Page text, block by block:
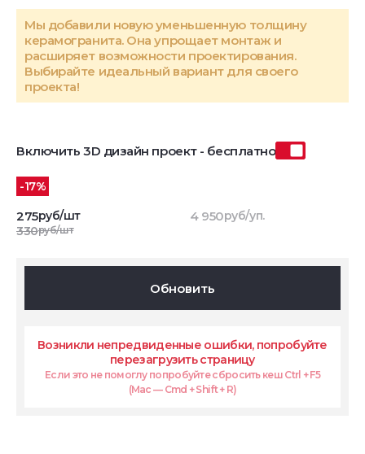
Мы добавили новую уменьшенную толщину
керамогранита. Она упрощает монтаж и
расширяет возможности проектирования.
Выбирайте идеальный вариант для своего
проекта!
Включить 3D дизайн проект - бесплатно
-17%
275руб/шт
330руб/шт
4 950руб/уп.
Обновить
Возникли непредвиденные ошибки, попробуйте
перезагрузить страницу
Если это не помоглу попробуйте сбросить кеш Ctrl + F5
(Mac — Cmd + Shift + R)